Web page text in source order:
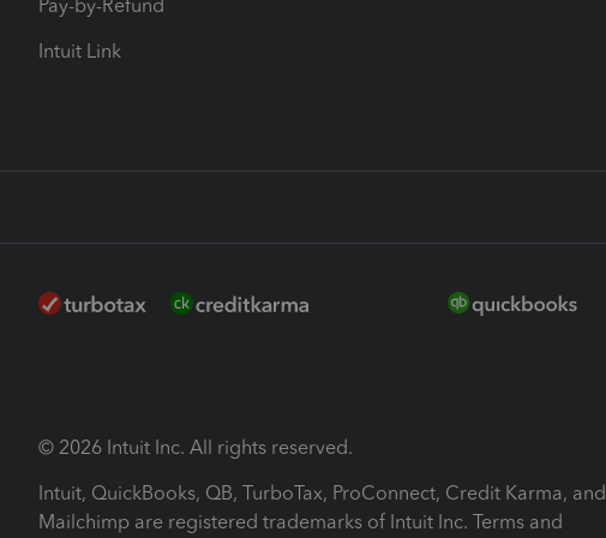
Pay-by-Refund
Intuit Link
© 2026 Intuit Inc. All rights reserved.
Intuit, QuickBooks, QB, TurboTax, ProConnect, Credit Karma, and
Mailchimp are registered trademarks of Intuit Inc. Terms and